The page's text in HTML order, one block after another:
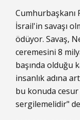
Cumhurbaşkanı
İsrail'in savaşı
ödüyor. Savaş,
ceremesini 8
başında olduğu
insanlık adına
bu konuda cesur
sergilemelidir"